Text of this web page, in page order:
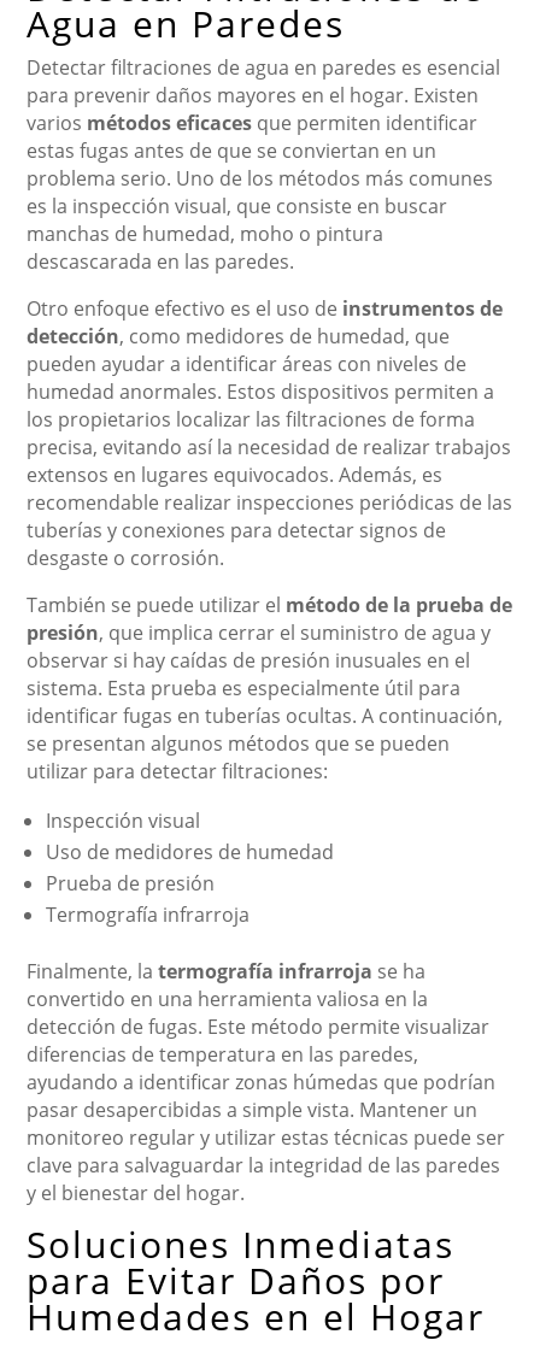
Agua en Paredes
Detectar filtraciones de agua en paredes es esencial
para prevenir daños mayores en el hogar. Existen
varios métodos eficaces que permiten identificar
estas fugas antes de que se conviertan en un
problema serio. Uno de los métodos más comunes
es la inspección visual, que consiste en buscar
manchas de humedad, moho o pintura
descascarada en las paredes.
Otro enfoque efectivo es el uso de instrumentos de
detección, como medidores de humedad, que
pueden ayudar a identificar áreas con niveles de
humedad anormales. Estos dispositivos permiten a
los propietarios localizar las filtraciones de forma
precisa, evitando así la necesidad de realizar trabajos
extensos en lugares equivocados. Además, es
recomendable realizar inspecciones periódicas de las
tuberías y conexiones para detectar signos de
desgaste o corrosión.
También se puede utilizar el método de la prueba de
presión, que implica cerrar el suministro de agua y
observar si hay caídas de presión inusuales en el
sistema. Esta prueba es especialmente útil para
identificar fugas en tuberías ocultas. A continuación,
se presentan algunos métodos que se pueden
utilizar para detectar filtraciones:
Inspección visual
Uso de medidores de humedad
Prueba de presión
Termografía infrarroja
Finalmente, latermografía infrarroja se ha
convertido en una herramienta valiosa en la
detección de fugas. Este método permite visualizar
diferencias de temperatura en las paredes,
ayudando a identificar zonas húmedas que podrían
pasar desapercibidas a simple vista. Mantener un
monitoreo regular y utilizar estas técnicas puede ser
clave para salvaguardar la integridad de las paredes
y el bienestar del hogar.
Soluciones Inmediatas
para Evitar Daños por
Humedades en el Hogar